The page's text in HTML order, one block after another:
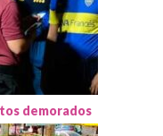
demorados